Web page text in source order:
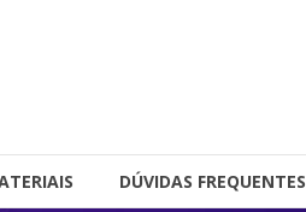
DÚVIDAS FREQUENTES